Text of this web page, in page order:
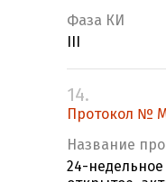
Фаза КИ
14.
Протокол №
Название
24-